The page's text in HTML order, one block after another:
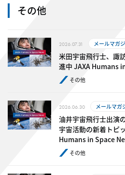
その他
2026.07.31 メールマガ
米田宇宙飛行士、諏
進中 JAXA Humans
その他
2026.06.30 メールマガ
油井宇宙飛行士出演
宇宙活動の新着トピ
Humans in Space
その他